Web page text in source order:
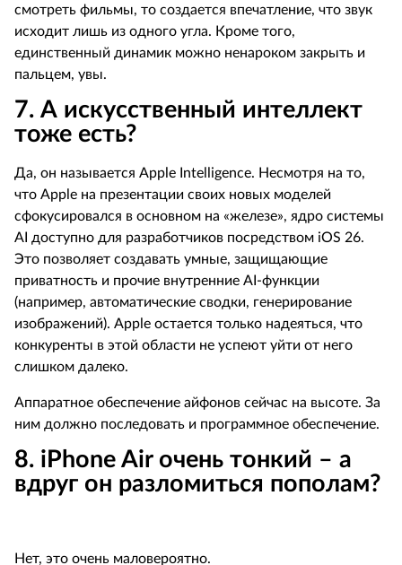
смотреть фильмы, то создается впечатление, что звук
исходит лишь из одного угла. Кроме того,
единственный динамик можно ненароком закрыть и
пальцем, увы.
7. А искусственный интеллект
тоже есть?
Да, он называется Apple Intelligence. Несмотря на то,
что Apple на презентации своих новых моделей
сфокусировался в основном на «железе», ядро системы
AI доступно для разработчиков посредством iOS 26.
Это позволяет создавать умные, защищающие
приватность и прочие внутренние AI -функции
(например, автоматические сводки, генерирование
изображений). Apple остается только надеяться, что
конкуренты в этой области не успеют уйти от него
слишком далеко.
Аппаратное обеспечение айфонов сейчас на высоте. За
ним должно последовать и программное обеспечение.
8. iPhone Air очень тонкий – а
вдруг он разломиться пополам?
Нет, это очень маловероятно.